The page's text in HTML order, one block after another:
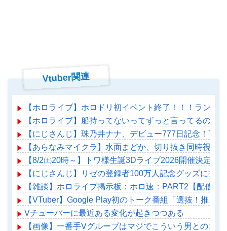
Vtuber関連
【ホロライブ】ホロドリ初イベント終了！！！ランキ
【ホロライブ】船持ってないってずっと言ってるのに
【にじさんじ】珠乃井ナナ、デビュー777日記念！77
【あらなみマイクラ】水面まどか、切り抜き同時視
【8/2㈯20時～】トワ様生誕3Dライブ2026開催決定！
【にじさんじ】リゼの登録者100万人記念グッズに折
【雑談】ホロライブ掲示板：ホロ速：PART2【配信実
【VTuber】Google Play初のトーク番組「選抜！推し
Vチューバーに最近ある変化が起きつつある
【画像】一番手Vグループはマジでこういう男とのコ